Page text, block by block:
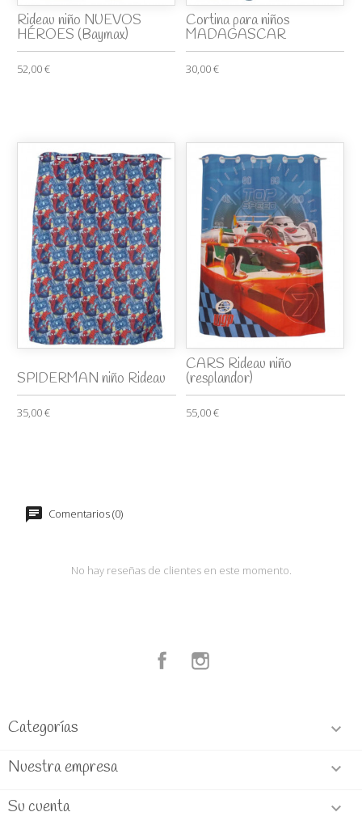
Rideau niño NUEVOS
HÉROES (Baymax)
52,00 €
Cortina para niños
MADAGASCAR
30,00 €
SPIDERMAN niño Rideau
35,00 €
CARS Rideau niño
(resplandor)
55,00 €
Comentarios (0)
No hay reseñas de clientes en este momento.
Facebook
Categorías 
Nuestra empresa 
Su cuenta 